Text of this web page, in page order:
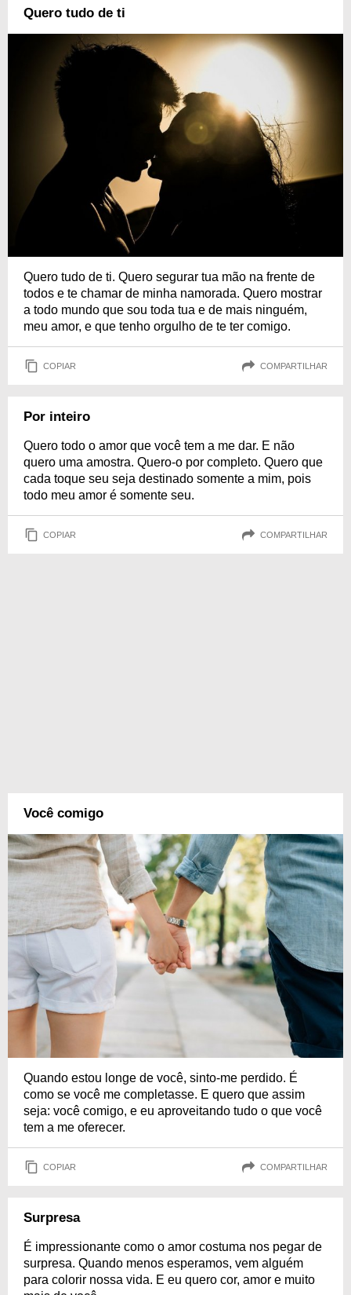
Quero tudo de ti
Quero tudo de ti. Quero segurar tua mão na frente de
todos e te chamar de minha namorada. Quero mostrar
a todo mundo que sou toda tua e de mais ninguém,
meu amor, e que tenho orgulho de te ter comigo.
COPIAR COMPARTILHAR
Por inteiro
Quero todo o amor que você tem a me dar. E não
quero uma amostra. Quero-o por completo. Quero que
cada toque seu seja destinado somente a mim, pois
todo meu amor é somente seu.
COPIAR COMPARTILHAR
Você comigo
Quando estou longe de você, sinto-me perdido. É
como se você me completasse. E quero que assim
seja: você comigo, e eu aproveitando tudo o que você
tem a me oferecer.
COPIAR COMPARTILHAR
Surpresa
É impressionante como o amor costuma nos pegar de
surpresa. Quando menos esperamos, vem alguém
para colorir nossa vida. E eu quero cor, amor e muito